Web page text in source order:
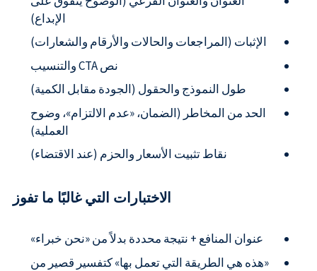
الإبداع)
الإثبات (المراجعات والحالات والأرقام والشعارات)
نص CTA والتنسيب
طول النموذج والحقول (الجودة مقابل الكمية)
الحد من المخاطر (الضمان، «عدم الالتزام»، وضوح
العملية)
نقاط تثبيت الأسعار والحزم (عند الاقتضاء)
الاختبارات التي غالبًا ما تفوز
عنوان المنافع + نتيجة محددة بدلاً من «نحن خبراء»
«هذه هي الطريقة التي تعمل بها» كتفسير قصير من